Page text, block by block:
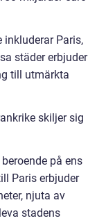
inkluderar Paris,
städer erbjuder
till utmärkta
skiljer sig
på ens
Paris erbjuder
njuta av
stadens